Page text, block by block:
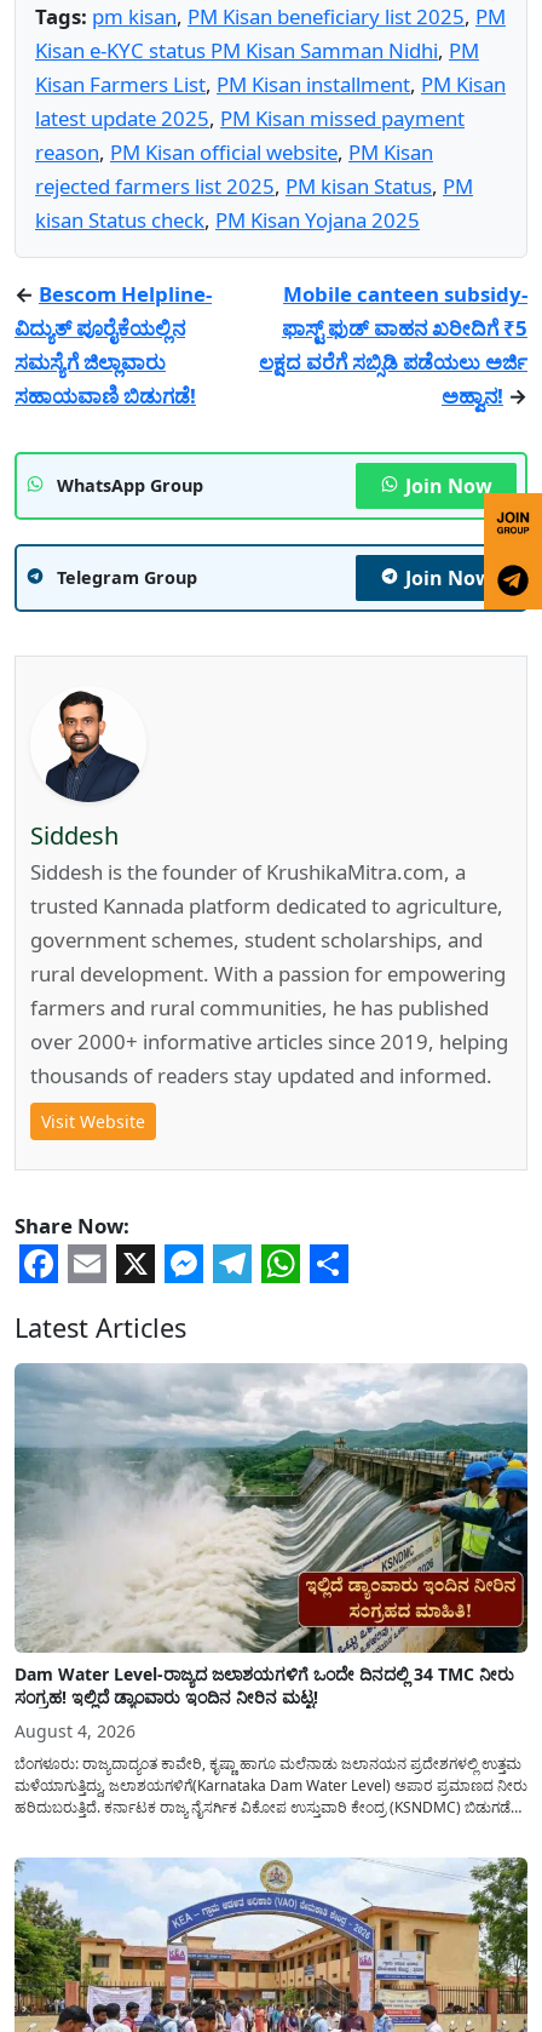
Tags: pm kisan, PM Kisan beneficiary list 2025, PM
Kisan e-KYC status PM Kisan Samman Nidhi, PM
Kisan Farmers List, PM Kisan installment, PM Kisan
latest update 2025, PM Kisan missed payment
reason, PM Kisan official website, PM Kisan
rejected farmers list 2025, PM kisan Status, PM
kisan Status check, PM Kisan Yojana 2025
← Bescom Helpline-
ವಿದ್ಯುತ್‌ ಪೂರೈಕೆಯಲ್ಲಿನ
ಸಮಸ್ಯೆಗೆ ಜಿಲ್ಲಾವಾರು
ಸಹಾಯವಾಣಿ ಬಿಡುಗಡೆ!
Mobile canteen subsidy-
ಫಾಸ್ಟ್ ಫುಡ್ ವಾಹನ ಖರೀದಿಗೆ ₹5
ಲಕ್ಷದ ವರೆಗೆ ಸಬ್ಸಿಡಿ ಪಡೆಯಲು ಅರ್ಜಿ
ಅಹ್ವಾನ! →
WhatsApp Group Join Now
Telegram Group Join Now
Siddesh
Siddesh is the founder of KrushikaMitra.com, a
trusted Kannada platform dedicated to agriculture,
government schemes, student scholarships, and
rural development. With a passion for empowering
farmers and rural communities, he has published
over 2000+ informative articles since 2019, helping
thousands of readers stay updated and informed.
Visit Website
Share Now:
Latest Articles
Dam Water Level-ರಾಜ್ಯದ ಜಲಾಶಯಗಳಿಗೆ ಒಂದೇ ದಿನದಲ್ಲಿ 34 TMC ನೀರು
ಸಂಗ್ರಹ! ಇಲ್ಲಿದೆ ಡ್ಯಾಂವಾರು ಇಂದಿನ ನೀರಿನ ಮಟ್ಟ!
August 4, 2026
ಬೆಂಗಳೂರು: ರಾಜ್ಯದಾದ್ಯಂತ ಕಾವೇರಿ, ಕೃಷ್ಣಾ ಹಾಗೂ ಮಲೆನಾಡು ಜಲಾನಯನ ಪ್ರದೇಶಗಳಲ್ಲಿ ಉತ್ತಮ
ಮಳೆಯಾಗುತ್ತಿದ್ದು, ಜಲಾಶಯಗಳಿಗೆ(Karnataka Dam Water Level) ಅಪಾರ ಪ್ರಮಾಣದ ನೀರು
ಹರಿದುಬರುತ್ತಿದೆ. ಕರ್ನಾಟಕ ರಾಜ್ಯ ನೈಸರ್ಗಿಕ ವಿಕೋಪ ಉಸ್ತುವಾರಿ ಕೇಂದ್ರ (KSNDMC) ಬಿಡುಗಡೆ